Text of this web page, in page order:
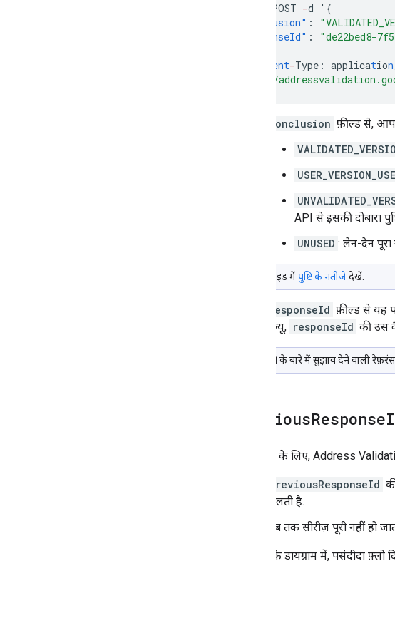
POST -d ' {
"conclusion" :
"responseId" :
"de22bed8-
ntent-Type : application
"https://
conclusion फ़ील्ड से,
API से इसकी दोबारा
UNUSED : लेन-देन पूरा
रेफ़रंस गाइड मेंपुष्टि के नतीजेदेखें.
responseId फ़ील्ड से यह
वैल्यू, responseId की उस
पुष्टि करने के बारे में सुझाव देने वाली
previousResponse
किसी पते के लिए, Address
previousResponseId
मिलती है.
जब तक सीरीज़ पूरी नहीं हो
इस क्रम के डायग्राम में, पसंदीदा फ़्लो